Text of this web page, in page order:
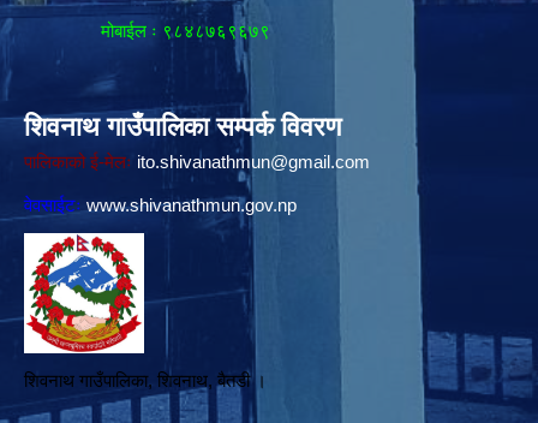
मोबाईल ः ९८४८७६९६७९
शिवनाथ गाउँपालिका सम्पर्क विवरण
पालिकाको ई-मेलः ito.shivanathmun@gmail.com
वेवसाईटः www.shivanathmun.gov.np
शिवनाथ गाउँपालिका, शिवनाथ, बैतडी ।